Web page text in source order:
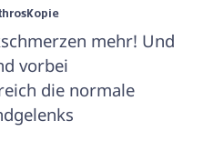
mehr! Und
vorbei
die normale